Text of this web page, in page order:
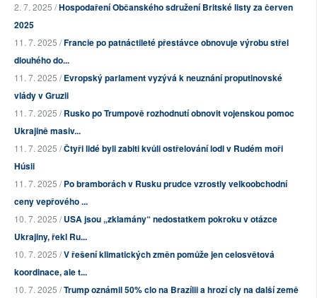
2. 7. 2025 /Hospodaření Občanského sdružení Britské listy za červen
2025
11. 7. 2025 /Francie po patnáctileté přestávce obnovuje výrobu střel
dlouhého do...
11. 7. 2025 /Evropský parlament vyzývá k neuznání proputinovské
vlády v Gruzii
11. 7. 2025 /Rusko po Trumpově rozhodnutí obnovit vojenskou pomoc
Ukrajině masiv...
11. 7. 2025 /Čtyři lidé byli zabiti kvůli ostřelování lodi v Rudém moři
Húsii
11. 7. 2025 /Po bramborách v Rusku prudce vzrostly velkoobchodní
ceny vepřového ...
10. 7. 2025 /USA jsou „zklamány“ nedostatkem pokroku v otázce
Ukrajiny, řekl Ru...
10. 7. 2025 /V řešení klimatických změn pomůže jen celosvětová
koordinace, ale t...
10. 7. 2025 /Trump oznámil 50% clo na Brazílii a hrozí cly na další země